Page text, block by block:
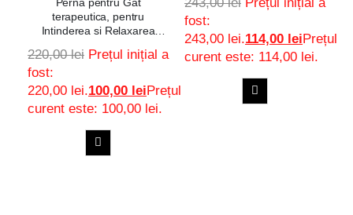
terapeutica, pentru
Intinderea si Relaxarea
220,00lei Prețul inițial a
fost:
220,00 lei.100,00 leiPrețul
curent este: 100,00 lei.
fost:
243,00 lei.114,00 leiPrețul
curent este: 114,00 lei.